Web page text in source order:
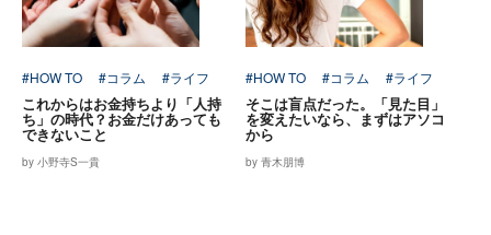
#HOW TO #コラム #ライフ
これからはお金持ちより「人持
ち」の時代？お金だけあっても
できないこと
by 小野寺S一貴
#HOW TO #コラム #ライフ
そこは盲点だった。「見た目」
を変えたいなら、まずはアソコ
から
by 青木朋博